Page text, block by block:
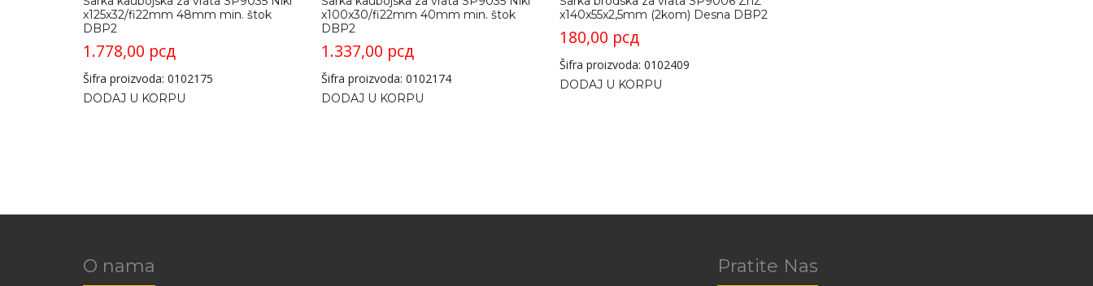
x125x32/fi22mm 48mm min. štok
DBP2
1.778,00 рсд
Šifra proizvoda: 0102175
DODAJ U KORPU
x100x30/fi22mm 40mm min. štok
DBP2
1.337,00 рсд
Šifra proizvoda: 0102174
DODAJ U KORPU
x140x55x2,5mm (2kom) Desna DBP2
180,00 рсд
Šifra proizvoda: 0102409
DODAJ U KORPU
O nama Pratite Nas